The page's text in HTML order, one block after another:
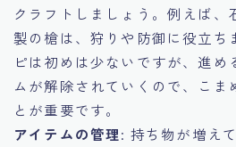
クラフトしましょう。例えば、
製の槍は、狩りや防御に役立ち
ピは初めは少ないですが、進め
ムが解除されていくので、こま
とが重要です。
アイテムの管理: 持ち物が増え